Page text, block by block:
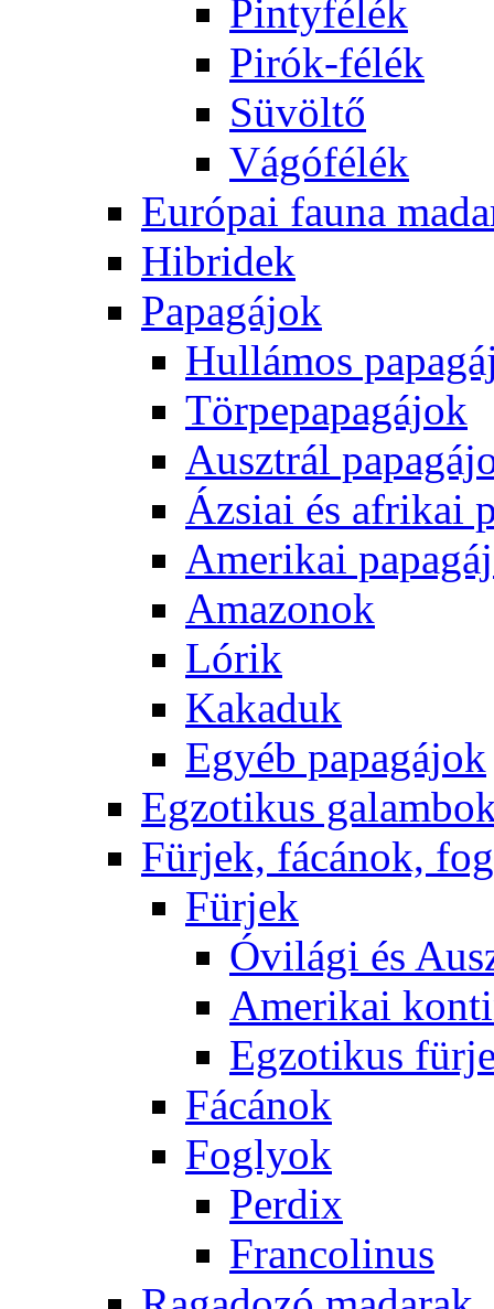
Pintyfélék
Pirók-félék
Süvöltő
Vágófélék
Európai fauna
Hibridek
Papagájok
Hullámos
Törpepapagájok
Ausztrál
Ázsiai és afrikai
Amerikai
Amazonok
Lórik
Kakaduk
Egyéb papagájok
Egzotikus
Fürjek, fácánok,
Fürjek
Óvilági és
Amerikai
Egzotikus
Fácánok
Foglyok
Perdix
Francolinus